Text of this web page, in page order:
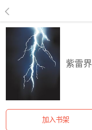
紫雷界
加入书架